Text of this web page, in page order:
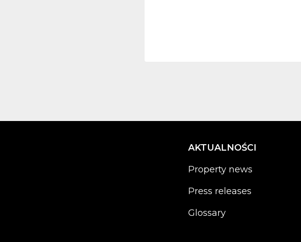
AKTUALNOŚCI
Property news
Press releases
Glossary